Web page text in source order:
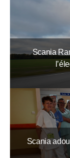
Scania
Scania